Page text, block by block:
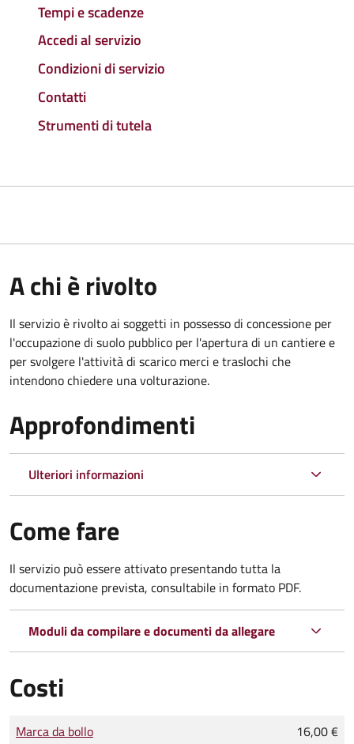
Tempi e scadenze
Accedi al servizio
Condizioni di servizio
Contatti
Strumenti di tutela
A chi è rivolto
Il servizio è rivolto ai soggetti in possesso di concessione per
l'occupazione di suolo pubblico per l'apertura di un cantiere e
per svolgere l'attività di scarico merci e traslochi che
intendono chiedere una volturazione.
Approfondimenti
Ulteriori informazioni
Come fare
Il servizio può essere attivato presentando tutta la
documentazione prevista, consultabile in formato PDF.
Moduli da compilare e documenti da allegare
Costi
Tipo di pagamento
Importo
Marca da bollo 16,00 €